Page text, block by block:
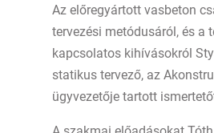
Az előregyártott vasbeton
tervezési metódusáról, és a
kapcsolatos kihívásokról
statikus tervező, az
ügyvezetője tartott